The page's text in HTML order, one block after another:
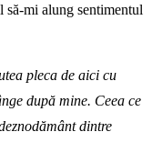
să-mi alung sentimentul
pleca de aici cu
după mine. Ceea ce
dintre